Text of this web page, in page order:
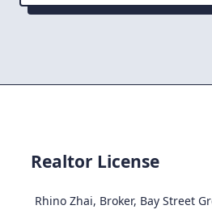
Realtor License
Rhino Zhai, Broker, Bay Street